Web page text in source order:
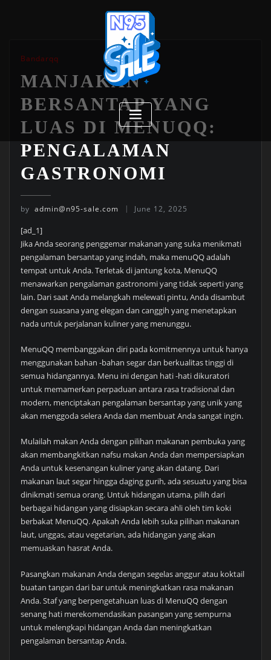
Bandarqq
MANJAKAN
BERSANTAP YANG
LUAS DI MENUQQ:
PENGALAMAN
GASTRONOMI
by admin@n95-sale.com June 12, 2025
[ad_1]
Jika Anda seorang penggemar makanan yang suka menikmati
pengalaman bersantap yang indah, maka menuQQ adalah
tempat untuk Anda. Terletak di jantung kota, MenuQQ
menawarkan pengalaman gastronomi yang tidak seperti yang
lain. Dari saat Anda melangkah melewati pintu, Anda disambut
dengan suasana yang elegan dan canggih yang menetapkan
nada untuk perjalanan kuliner yang menunggu.
MenuQQ membanggakan diri pada komitmennya untuk hanya
menggunakan bahan -bahan segar dan berkualitas tinggi di
semua hidangannya. Menu ini dengan hati -hati dikuratori
untuk memamerkan perpaduan antara rasa tradisional dan
modern, menciptakan pengalaman bersantap yang unik yang
akan menggoda selera Anda dan membuat Anda sangat ingin.
Mulailah makan Anda dengan pilihan makanan pembuka yang
akan membangkitkan nafsu makan Anda dan mempersiapkan
Anda untuk kesenangan kuliner yang akan datang. Dari
makanan laut segar hingga daging gurih, ada sesuatu yang bisa
dinikmati semua orang. Untuk hidangan utama, pilih dari
berbagai hidangan yang disiapkan secara ahli oleh tim koki
berbakat MenuQQ. Apakah Anda lebih suka pilihan makanan
laut, unggas, atau vegetarian, ada hidangan yang akan
memuaskan hasrat Anda.
Pasangkan makanan Anda dengan segelas anggur atau koktail
buatan tangan dari bar untuk meningkatkan rasa makanan
Anda. Staf yang berpengetahuan luas di MenuQQ dengan
senang hati merekomendasikan pasangan yang sempurna
untuk melengkapi hidangan Anda dan meningkatkan
pengalaman bersantap Anda.